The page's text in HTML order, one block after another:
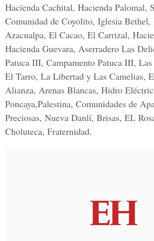
Hacienda Cachital, Hacienda Palomal,
Comunidad de Coyolito, Iglesia
Azacualpa, El Cacao, El Carrizal,
Hacienda Guevara, Aserradero Las
Patuca III, Campamento Patuca III,
El Tarro, La Libertad y Las Camelias,
Alianza, Arenas Blancas, Hidro
Poncaya,Palestina, Comunidades de
Preciosas, Nueva Danlí, Brisas, EL
Choluteca, Fraternidad.